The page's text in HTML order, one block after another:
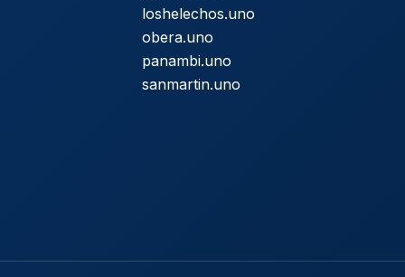
loshelechos.uno
obera.uno
panambi.uno
sanmartin.uno